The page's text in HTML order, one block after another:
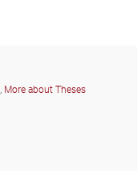
, More about Theses